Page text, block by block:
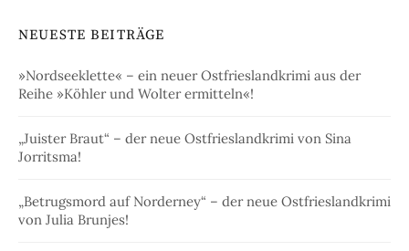
NEUESTE BEITRÄGE
»Nordseeklette« – ein neuer Ostfrieslandkrimi aus der
Reihe »Köhler und Wolter ermitteln«!
„Juister Braut“ – der neue Ostfrieslandkrimi von Sina
Jorritsma!
„Betrugsmord auf Norderney“ – der neue Ostfrieslandkrimi
von Julia Brunjes!